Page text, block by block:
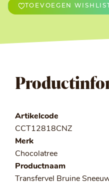
TOEVOEGEN WISHLIST
Artikelcode
CCT12818CNZ
Merk
Chocolatree
Productnaam
Transfervel Bruine